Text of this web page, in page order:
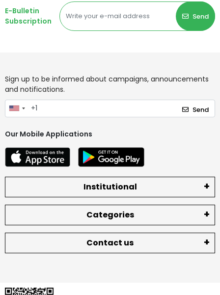
E-Bulletin
Subscription
Send
Sign up to be informed about campaigns, announcements
and notifications.
Send
Our Mobile Applications
Institutional
Categories
Contact us